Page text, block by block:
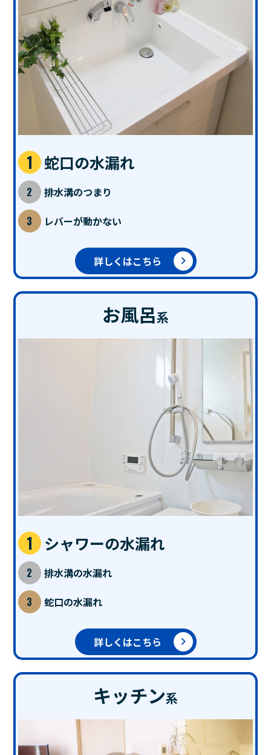
蛇口の水漏れ
排水溝のつまり
レバーが動かない
詳しくはこちら
お風呂系
シャワーの水漏れ
排水溝の水漏れ
蛇口の水漏れ
詳しくはこちら
キッチン系